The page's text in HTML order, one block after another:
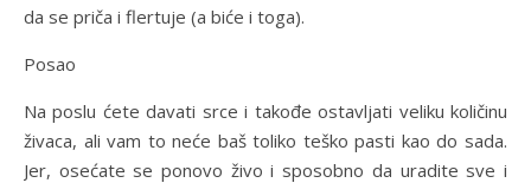
da se priča i flertuje (a biće i toga).
Posao
Na poslu ćete davati srce i takođe ostavljati veliku količinu
živaca, ali vam to neće baš toliko teško pasti kao do sada.
Jer, osećate se ponovo živo i sposobno da uradite sve i